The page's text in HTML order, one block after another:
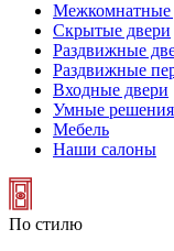
Межкомнатные
Скрытые двери
Раздвижные
Раздвижные
Входные двери
Умные решения
Мебель
Наши салоны
По стилю